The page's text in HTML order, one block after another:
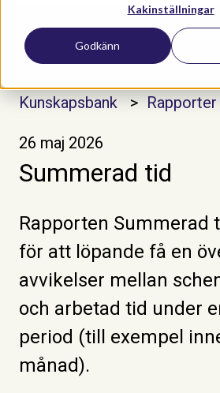
Kakinställningar
Godkänn
Det finns inga förslag
Kunskapsbank Rapporter
26 maj 2026
Summerad tid
Rapporten Summerad
för att löpande få en
avvikelser mellan
och arbetad tid under
period (till exempel
månad).